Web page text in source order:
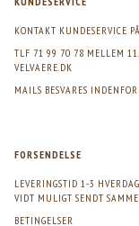
KONTAKT KUNDESERVICE PÅ
TLF 71 99 70 78 MELLEM
VELVAERE.DK
MAILS BESVARES
FORSENDELSE
LEVERINGSTID 1-3
VIDT MULIGT SENDT
BETINGELSER